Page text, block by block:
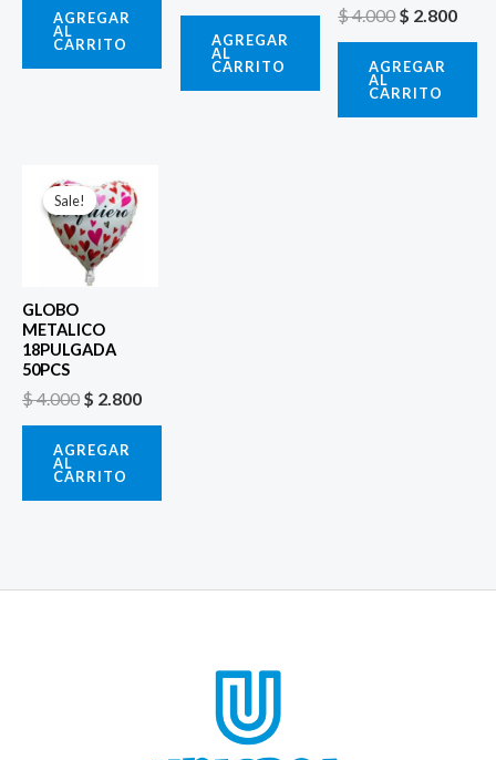
AGREGAR
AL
CARRITO AGREGAR
AL
CARRITO
$4.000$ 2.800
AGREGAR
AL
CARRITO
Sale!
Sale!
GLOBO
METALICO
18PULGADA
50PCS
$4.000
precio
original
era:
$ 4.000.
$ 2.800
AGREGAR
AL
CARRITO